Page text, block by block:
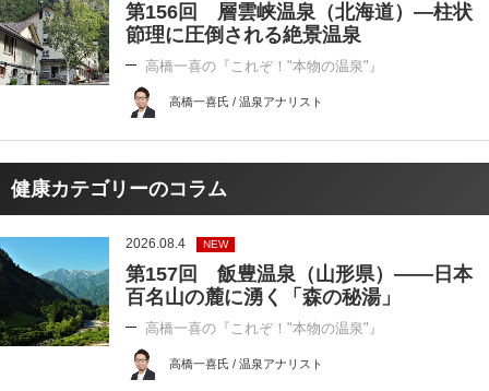
第156回 層雲峡温泉（北海道）―柱状
節理に圧倒される絶景温泉
高橋一喜の『これぞ！"本物の温泉"』
高橋一喜氏 / 温泉アナリスト
健康カテゴリーのコラム
2026.08.4 NEW
第157回 飯豊温泉（山形県）――日本
百名山の麓に湧く「森の秘湯」
高橋一喜の『これぞ！"本物の温泉"』
高橋一喜氏 / 温泉アナリスト